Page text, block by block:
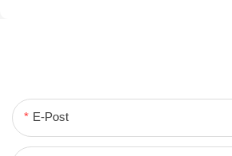
E-Post